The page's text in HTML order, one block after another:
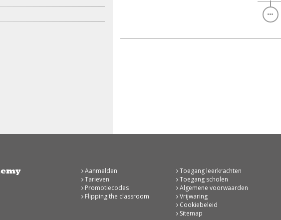
Aanmelden
Tarieven
Promotiecodes
Flipping the classroom
Toegang leerkrachten
Toegang scholen
Algemene voorwaarden
Vrijwaring
Cookiebeleid
Sitemap